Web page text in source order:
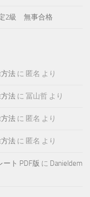
2級 無事合格
法 に 匿名 より
法 に 冨山哲 より
法 に 匿名 より
法 に 匿名 より
ート PDF版 に Danieldem